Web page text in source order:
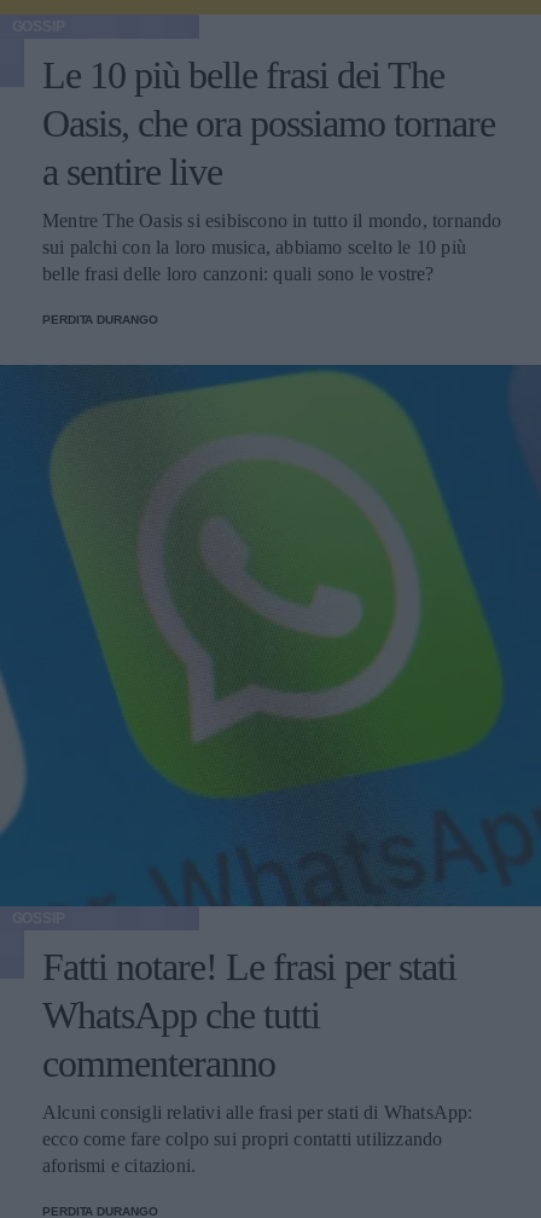
Le 10 più belle frasi dei The
Oasis, che ora possiamo tornare
a sentire live
Mentre The Oasis si esibiscono in tutto il mondo, tornando
sui palchi con la loro musica, abbiamo scelto le 10 più
belle frasi delle loro canzoni: quali sono le vostre?
PERDITA DURANGO
Fatti notare! Le frasi per stati
WhatsApp che tutti
commenteranno
Alcuni consigli relativi alle frasi per stati di WhatsApp:
ecco come fare colpo sui propri contatti utilizzando
aforismi e citazioni.
PERDITA DURANGO